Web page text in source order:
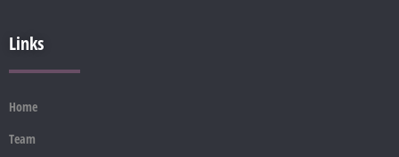
Links
Home
Team